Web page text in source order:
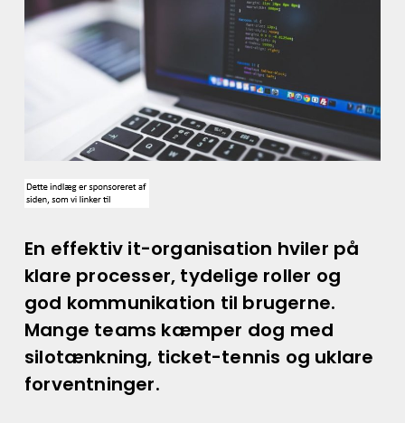
En effektiv it-organisation hviler på
klare processer, tydelige roller og
god kommunikation til brugerne.
Mange teams kæmper dog med
silotænkning, ticket-tennis og uklare
forventninger.